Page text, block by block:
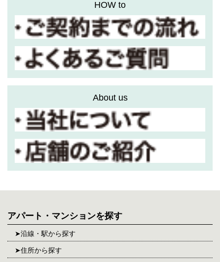
HOW to
About us
アパート・マンションを探す
沿線・駅から探す
住所から探す